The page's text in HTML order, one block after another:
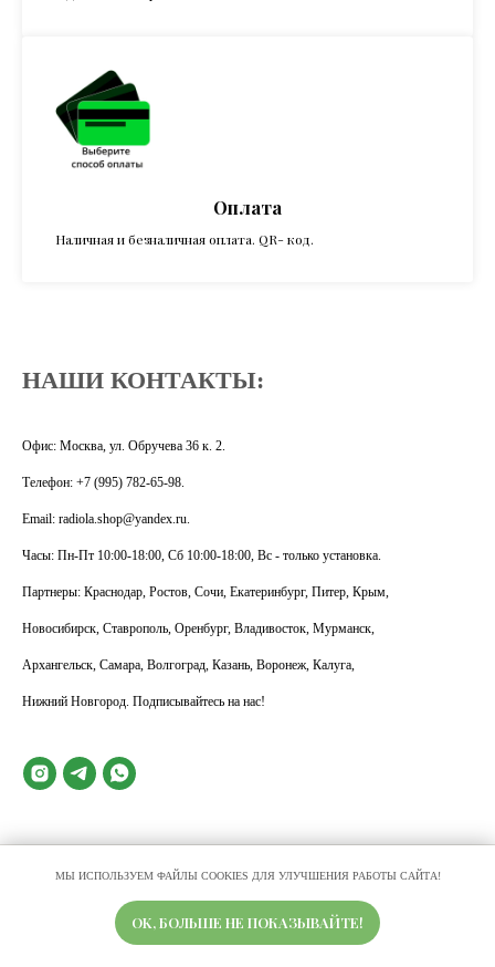
Оплата
Наличная и безналичная оплата. QR- код.
НАШИ КОНТАКТЫ:
Офис: Москва, ул. Обручева 36 к. 2.
Телефон: +7 (995) 782-65-98.
Email: radiola.shop@yandex.ru.
Часы: Пн-Пт 10:00-18:00, Сб 10:00-18:00, Вс - только установка.
Партнеры: Краснодар, Ростов, Сочи, Екатеринбург, Питер, Крым,
Новосибирск, Ставрополь, Оренбург, Владивосток, Мурманск,
Архангельск, Самара, Волгоград, Казань, Воронеж, Калуга,
Нижний Новгород. Подписывайтесь на нас!
МЫ ИСПОЛЬЗУЕМ ФАЙЛЫ COOKIES ДЛЯ УЛУЧШЕНИЯ РАБОТЫ САЙТА!
OK, БОЛЬШЕ НЕ ПОКАЗЫВАЙТЕ!
Свяжитесь с нами